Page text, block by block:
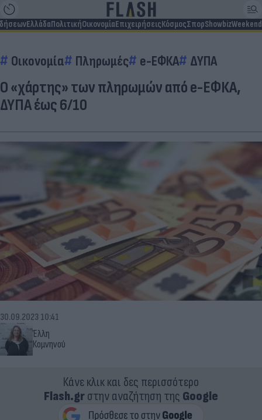
ΕλλάδαΠολιτικήΟικονομίαΕπιχειρήσειςΚόσμοςΣπορShowbizWeekend
Οικονομία Πληρωμές e-ΕΦΚΑ ΔΥΠΑ
Ο «χάρτης» των πληρωμών από e-ΕΦΚΑ,
ΔΥΠΑ έως 6/10
Έλλη
Κομνηνού
30.09.2023 10:41
Κάνε κλικ και δες περισσότερο
Flash.grστην αναζήτηση της Google